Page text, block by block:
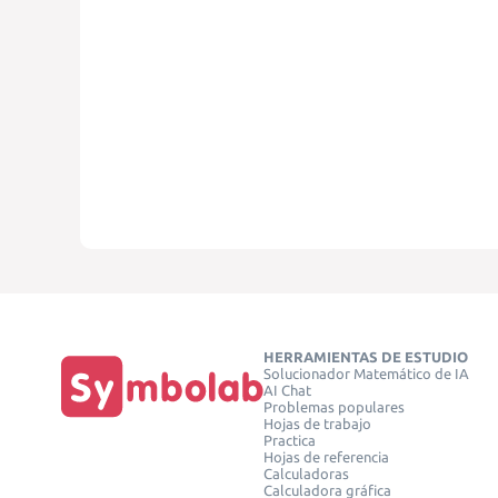
HERRAMIENTAS DE ESTUDIO
Solucionador Matemático de IA
AI Chat
Problemas populares
Hojas de trabajo
Practica
Hojas de referencia
Calculadoras
Calculadora gráfica